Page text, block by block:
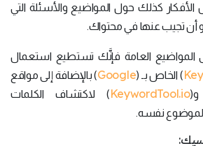
كذلك حول المواضيع والأسئلة التي
أن تجيب عنها في محتواك.
المواضيع العامة فإنَّك تستطيع استعمال
) الخاص بـ (Google) بالإضافة إلى مواقع
KeywordTool.io) لاكتشاف الكلمات
الموضوع نفسه.